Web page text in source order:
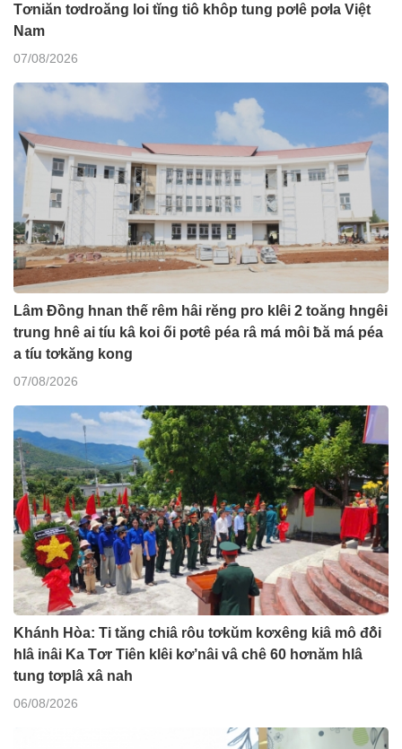
Tơniăn tơdroăng loi tĭng tiô khôp tung pơlê pơla Việt
Nam
07/08/2026
Lâm Đồng hnan thế rêm hâi rĕng pro klêi 2 toăng hngêi
trung hnê ai tíu kâ koi ối pơtê péa râ má môi ƀă má péa
a tíu tơkăng kong
07/08/2026
Khánh Hòa: Ti tăng chiâ rôu tơkŭm kơxêng kiâ mô đô̆i
hlâ inâi Ka Tơr Tiên klêi kơ’nâi vâ chê 60 hơnăm hlâ
tung tơplâ xâ nah
06/08/2026